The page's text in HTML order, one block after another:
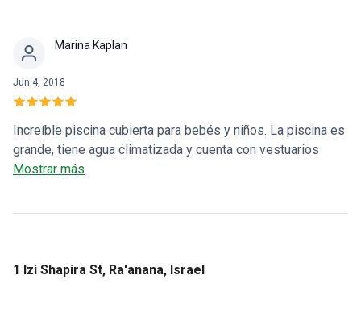
Marina Kaplan
Jun 4, 2018
Increíble piscina cubierta para bebés y niños. La piscina es
grande, tiene agua climatizada y cuenta con vestuarios
familiares. Justo detrás de Issie Shapiro, hay un parque
Mostrar más
1 Izi Shapira St, Ra'anana, Israel